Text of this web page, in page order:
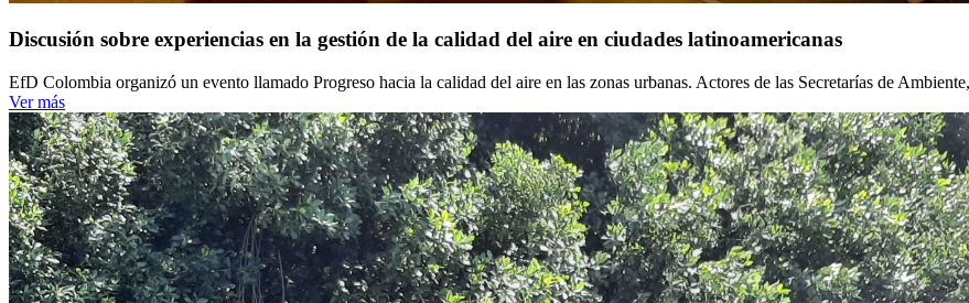
Discusión sobre experiencias en la gestión de la calidad del aire en ciudades latinoamericanas
EfD Colombia organizó un evento llamado Progreso hacia la calidad del aire en las zonas urbanas. Actores de las Secretarías de
Ver más